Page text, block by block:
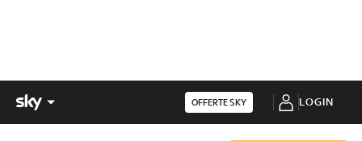
OFFERTE SKY LOGIN